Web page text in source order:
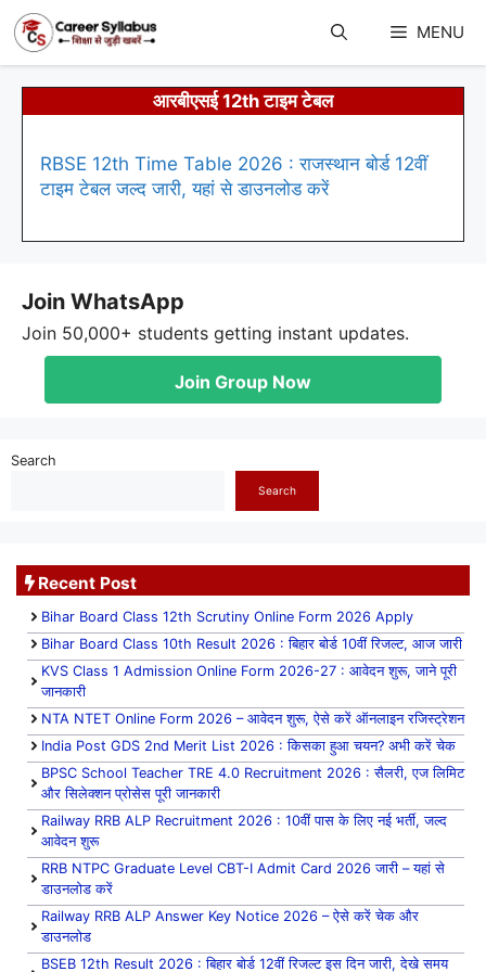
content
MENU
आरबीएसई 12th टाइम टेबल
RBSE 12th Time Table 2026 : राजस्थान बोर्ड 12वीं
टाइम टेबल जल्द जारी, यहां से डाउनलोड करें
Join WhatsApp
Join 50,000+ students getting instant updates.
Join Group Now
Search
Search
Recent Post
Bihar Board Class 12th Scrutiny Online Form 2026 Apply
Bihar Board Class 10th Result 2026 : बिहार बोर्ड 10वीं रिजल्ट, आज जारी
KVS Class 1 Admission Online Form 2026-27 : आवेदन शुरू, जाने पूरी
जानकारी
NTA NTET Online Form 2026 – आवेदन शुरू, ऐसे करें ऑनलाइन रजिस्ट्रेशन
India Post GDS 2nd Merit List 2026 : किसका हुआ चयन? अभी करें चेक
BPSC School Teacher TRE 4.0 Recruitment 2026 : सैलरी, एज लिमिट
और सिलेक्शन प्रोसेस पूरी जानकारी
Railway RRB ALP Recruitment 2026 : 10वीं पास के लिए नई भर्ती, जल्द
आवेदन शुरू
RRB NTPC Graduate Level CBT-I Admit Card 2026 जारी – यहां से
डाउनलोड करें
Railway RRB ALP Answer Key Notice 2026 – ऐसे करें चेक और
डाउनलोड
BSEB 12th Result 2026 : बिहार बोर्ड 12वीं रिजल्ट इस दिन जारी, देखे समय